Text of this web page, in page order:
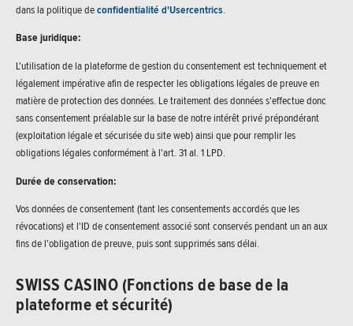
dans la politique deconfidentialité d'Usercentrics.
Base juridique:
L'utilisation de la plateforme de gestion du consentement est techniquement et
légalement impérative afin de respecter les obligations légales de preuve en
matière de protection des données. Le traitement des données s'effectue donc
sans consentement préalable sur la base de notre intérêt privé prépondérant
(exploitation légale et sécurisée du site web) ainsi que pour remplir les
obligations légales conformément à l'art. 31 al. 1 LPD.
Durée de conservation:
Vos données de consentement (tant les consentements accordés que les
révocations) et l'ID de consentement associé sont conservés pendant un an aux
fins de l'obligation de preuve, puis sont supprimés sans délai.
SWISS CASINO (Fonctions de base de la
plateforme et sécurité)